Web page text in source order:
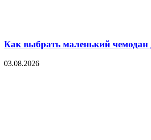
Как выбрать маленький чемодан
03.08.2026